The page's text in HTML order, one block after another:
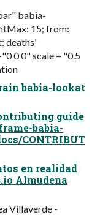
babia-
15; from:
deaths'
0 0" scale = "0.5
babia-lookat
guide
babia-
CONTRIBUT
en realidad
Almudena
Villaverde -